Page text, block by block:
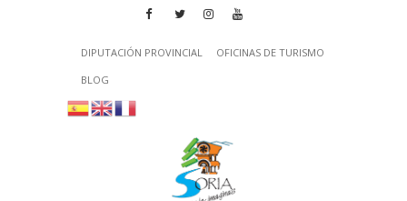
DIPUTACIÓN PROVINCIAL
OFICINAS DE TURISMO
BLOG